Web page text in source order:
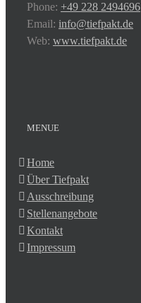
Phone: +49 228 2494696
Email: info@tiefpakt.de
Web: www.tiefpakt.de
MENUE
Home
Über Tiefpakt
Ausschreibung
Stellenangebote
Kontakt
Impressum